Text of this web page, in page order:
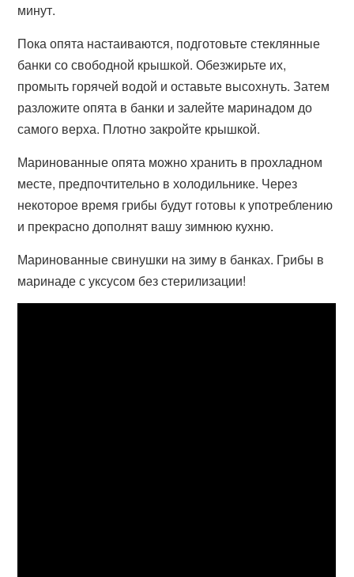
минут.
Пока опята настаиваются, подготовьте стеклянные
банки со свободной крышкой. Обезжирьте их,
промыть горячей водой и оставьте высохнуть. Затем
разложите опята в банки и залейте маринадом до
самого верха. Плотно закройте крышкой.
Маринованные опята можно хранить в прохладном
месте, предпочтительно в холодильнике. Через
некоторое время грибы будут готовы к употреблению
и прекрасно дополнят вашу зимнюю кухню.
Маринованные свинушки на зиму в банках. Грибы в
маринаде с уксусом без стерилизации!